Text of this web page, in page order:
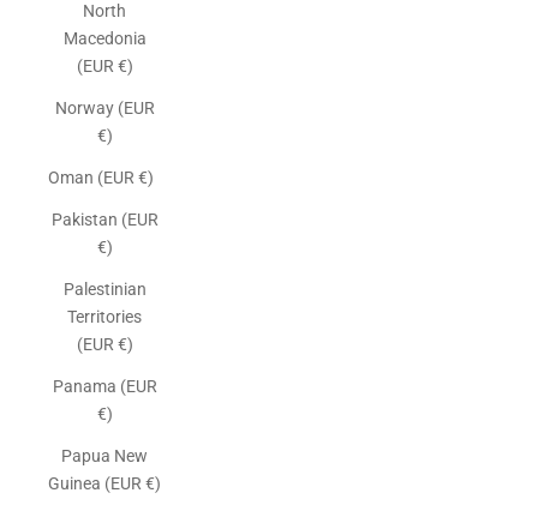
North
Macedonia
(EUR €)
Norway (EUR
€)
Oman (EUR €)
Pakistan (EUR
€)
Palestinian
Territories
(EUR €)
Panama (EUR
€)
Papua New
Guinea (EUR €)